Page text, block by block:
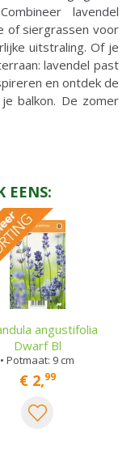
lavendel
of siergrassen voor
uitstraling. Of je
lavendel past
en ontdek de
balkon. De zomer
EENS:
angustifolia
Dwarf Bl
• Potmaat: 9 cm
€ 2,99